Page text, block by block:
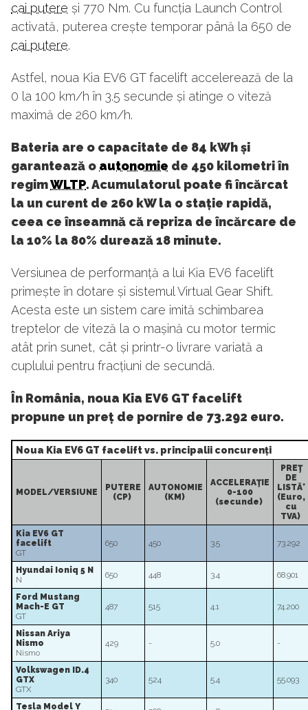
cai putere și 770 Nm. Cu funcția Launch Control
activată, puterea crește temporar până la 650 de
cai putere.
Astfel, noua Kia EV6 GT facelift accelerează de la
0 la 100 km/h în 3.5 secunde și atinge o viteză
maximă de 260 km/h.
Bateria are o capacitate de 84 kWh și
garantează o autonomie de 450 kilometri în
regimWLTP. Acumulatorul poate fi încărcat
la un curent de 260 kW la o stație rapidă,
ceea ce înseamnă că repriza de încărcare de
la 10% la 80% durează 18 minute.
Versiunea de performanță a lui Kia EV6 facelift
primește în dotare și sistemul Virtual Gear Shift.
Acesta este un sistem care imită schimbarea
treptelor de viteză la o mașină cu motor termic
atât prin sunet, cât și printr-o livrare variată a
cuplului pentru fracțiuni de secundă.
În România, noua Kia EV6 GT facelift
propune un preț de pornire de 73.292 euro.
Noua Kia EV6 GT facelift vs. principalii concurenți
MODEL/VERSIUNE
PUTERE
(CP)
AUTONOMIE
(KM)
ACCELERAŢIE
0-100
(secunde)
PREŢ
DE
LISTĂ*
(Euro,
cu
TVA)
Kia EV6 GT
facelift
GT
650 450 3.5 73.292
Hyundai Ioniq 5 N
N
650 448 3.4 68.901
Ford Mustang
Mach-E GT
GT
487 515 4.1 74.200
Nissan Ariya
Nismo
Nismo
429 - 5.0 -
Volkswagen ID.4
GTX
GTX
340 524 5.4 55.093
Tesla Model Y